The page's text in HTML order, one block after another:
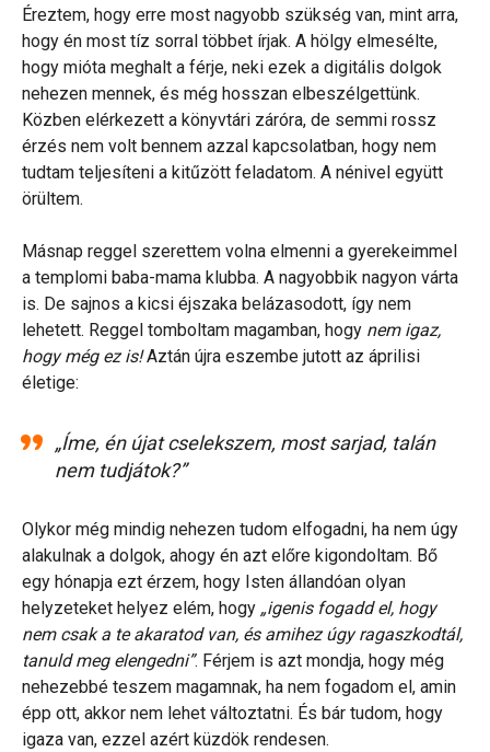
Éreztem, hogy erre most nagyobb szükség van, mint arra,
hogy én most tíz sorral többet írjak. A hölgy elmesélte,
hogy mióta meghalt a férje, neki ezek a digitális dolgok
nehezen mennek, és még hosszan elbeszélgettünk.
Közben elérkezett a könyvtári záróra, de semmi rossz
érzés nem volt bennem azzal kapcsolatban, hogy nem
tudtam teljesíteni a kitűzött feladatom. A nénivel együtt
örültem.
Másnap reggel szerettem volna elmenni a gyerekeimmel
a templomi baba-mama klubba. A nagyobbik nagyon várta
is. De sajnos a kicsi éjszaka belázasodott, így nem
lehetett. Reggel tomboltam magamban, hogy nem igaz,
hogy még ez is!Aztán újra eszembe jutott az áprilisi
életige:
„Íme, én újat cselekszem, most sarjad, talán
nem tudjátok?”
Olykor még mindig nehezen tudom elfogadni, ha nem úgy
alakulnak a dolgok, ahogy én azt előre kigondoltam. Bő
egy hónapja ezt érzem, hogy Isten állandóan olyan
helyzeteket helyez elém, hogy „igenis fogadd el, hogy
nem csak a te akaratod van, és amihez úgy ragaszkodtál,
tanuld meg elengedni”. Férjem is azt mondja, hogy még
nehezebbé teszem magamnak, ha nem fogadom el, amin
épp ott, akkor nem lehet változtatni. És bár tudom, hogy
igaza van, ezzel azért küzdök rendesen.